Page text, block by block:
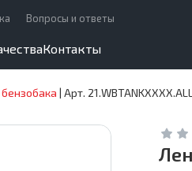
Вопросы и ответы
Контакты
| Арт.